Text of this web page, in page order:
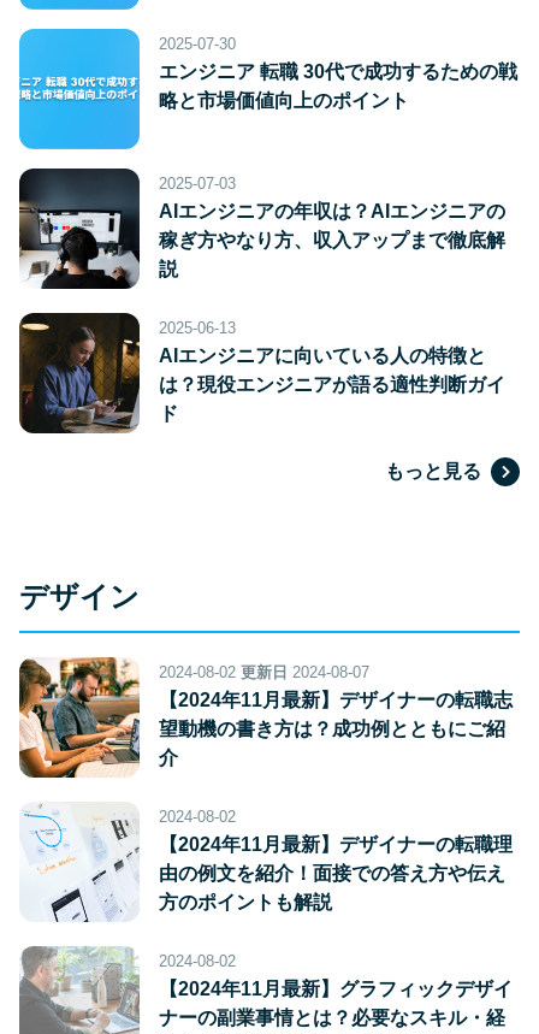
2025-07-30
エンジニア 転職 30代で成功するための戦
略と市場価値向上のポイント
2025-07-03
AIエンジニアの年収は？AIエンジニアの
稼ぎ方やなり方、収入アップまで徹底解
説
2025-06-13
AIエンジニアに向いている人の特徴と
は？現役エンジニアが語る適性判断ガイ
ド
もっと見る
デザイン
2024-08-02 更新日 2024-08-07
【2024年11月最新】デザイナーの転職志
望動機の書き方は？成功例とともにご紹
介
2024-08-02
【2024年11月最新】デザイナーの転職理
由の例文を紹介！面接での答え方や伝え
方のポイントも解説
2024-08-02
【2024年11月最新】グラフィックデザイ
ナーの副業事情とは？必要なスキル・経